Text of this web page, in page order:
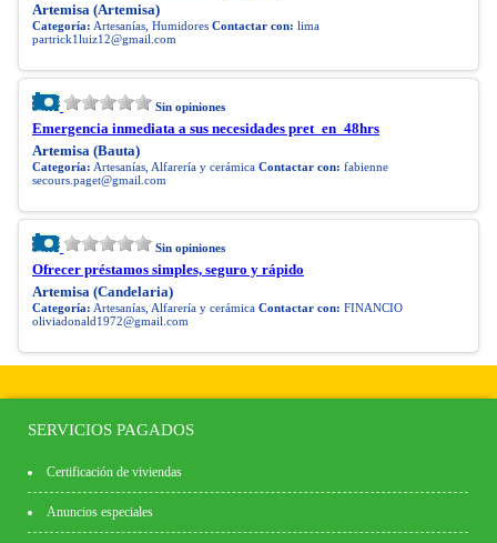
Artemisa (Artemisa)
Categoría: Artesanías, Humidores Contactar con: lima
partrick1luiz12@gmail.com
Sin opiniones
Emergencia inmediata a sus necesidades pret_en_48hrs
Artemisa (Bauta)
Categoría: Artesanías, Alfarería y cerámica Contactar con: fabienne
secours.paget@gmail.com
Sin opiniones
Ofrecer préstamos simples, seguro y rápido
Artemisa (Candelaria)
Categoría: Artesanías, Alfarería y cerámica Contactar con: FINANCIO
oliviadonald1972@gmail.com
SERVICIOS PAGADOS
Certificación de viviendas
Anuncios especiales